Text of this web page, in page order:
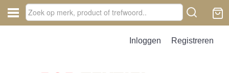
Inloggen Registreren